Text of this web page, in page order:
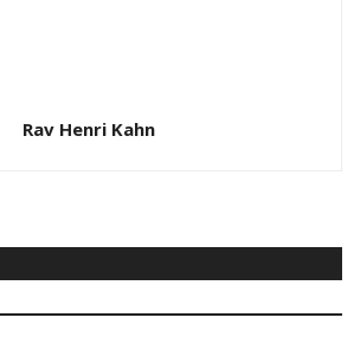
Rav Henri Kahn